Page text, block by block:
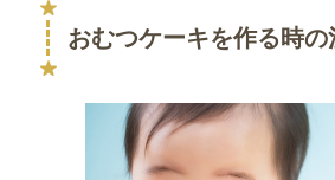
おむつケーキを作る時の